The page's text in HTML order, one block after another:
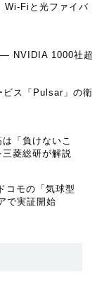
Fiと光ファイバ
NVIDIA 1000社超
ビス「Pulsar」の衛
「負けないこ
菱総研が解説
モの「気球型
で実証開始